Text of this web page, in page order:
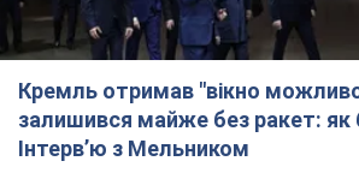
Кремль отримав "вікно
залишився майже без ракет: як
Інтерв’ю з Мельником